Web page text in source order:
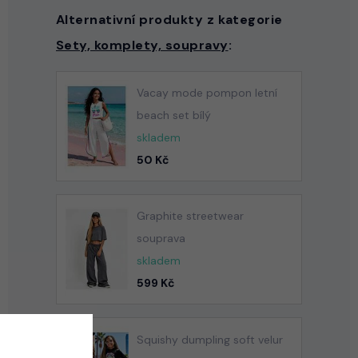
Alternativní produkty z kategorie
Sety, komplety, soupravy:
Vacay mode pompon letní
beach set bílý
skladem
50 Kč
Graphite streetwear
souprava
skladem
599 Kč
Squishy dumpling soft velur